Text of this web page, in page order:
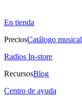
En tienda
PreciosCatálogo musical
Radios In-store
RecursosBlog
Centro de ayuda